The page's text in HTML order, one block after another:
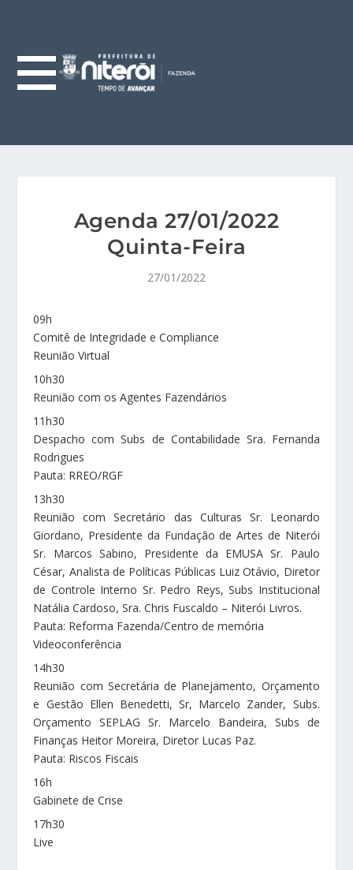
Agenda 27/01/2022
Quinta-Feira
27/01/2022
09h
Comitê de Integridade e Compliance
Reunião Virtual
10h30
Reunião com os Agentes Fazendários
11h30
Despacho com Subs de Contabilidade Sra. Fernanda
Rodrigues
Pauta: RREO/RGF
13h30
Reunião com Secretário das Culturas Sr. Leonardo
Giordano, Presidente da Fundação de Artes de Niterói
Sr. Marcos Sabino, Presidente da EMUSA Sr. Paulo
César, Analista de Políticas Públicas Luiz Otávio, Diretor
de Controle Interno Sr. Pedro Reys, Subs Institucional
Natália Cardoso, Sra. Chris Fuscaldo – Niterói Livros.
Pauta: Reforma Fazenda/Centro de memória
Videoconferência
14h30
Reunião com Secretária de Planejamento, Orçamento
e Gestão Ellen Benedetti, Sr, Marcelo Zander, Subs.
Orçamento SEPLAG Sr. Marcelo Bandeira, Subs de
Finanças Heitor Moreira, Diretor Lucas Paz.
Pauta: Riscos Fiscais
16h
Gabinete de Crise
17h30
Live